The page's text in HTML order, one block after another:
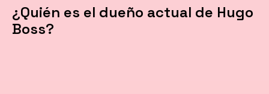
¿Quién es el dueño actual de Hugo
Boss?